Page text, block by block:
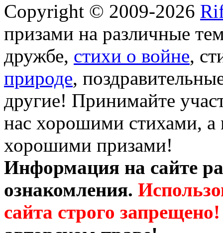
Copyright © 2009-2026
призами на различные
дружбе, стихи о войне,
природе,
другие! Принимайте
нас хорошими стихами, а
хорошими призами!
Информация на сайте
ознакомления.
сайта строго запрещено!